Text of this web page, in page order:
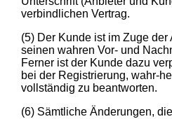
verbindlichen Vertrag.
(5) Der Kunde ist im Zuge
seinen wahren Vor- und
Ferner ist der Kunde dazu
bei der Registrierung, wahr-
vollständig zu beantworten.
(6) Sämtliche Änderungen,